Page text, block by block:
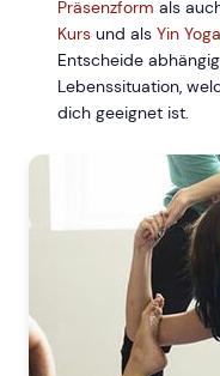
Präsenzform als
Kurs und als Yin
Entscheide
Lebenssituation,
dich geeignet ist.